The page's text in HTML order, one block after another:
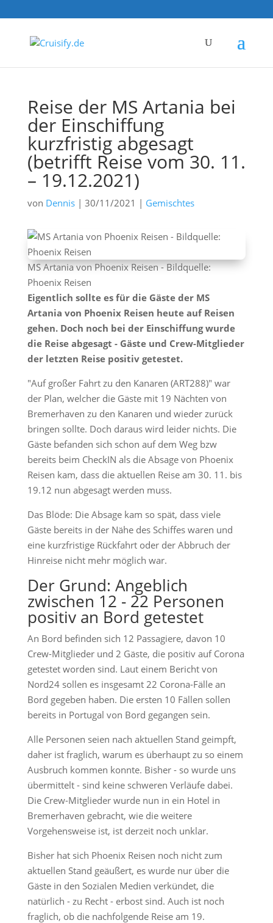
Reise der MS Artania bei
der Einschiffung
kurzfristig abgesagt
(betrifft Reise vom 30. 11.
– 19.12.2021)
von Dennis| 30/11/2021 | Gemischtes
MS Artania von Phoenix Reisen - Bildquelle:
Phoenix Reisen
Eigentlich sollte es für die Gäste der MS
Artania von Phoenix Reisen heute auf Reisen
gehen. Doch noch bei der Einschiffung wurde
die Reise abgesagt - Gäste und Crew-Mitglieder
der letzten Reise positiv getestet.
"Auf großer Fahrt zu den Kanaren (ART288)" war
der Plan, welcher die Gäste mit 19 Nächten von
Bremerhaven zu den Kanaren und wieder zurück
bringen sollte. Doch daraus wird leider nichts. Die
Gäste befanden sich schon auf dem Weg bzw
bereits beim CheckIN als die Absage von Phoenix
Reisen kam, dass die aktuellen Reise am 30. 11. bis
19.12 nun abgesagt werden muss.
Das Blöde: Die Absage kam so spät, dass viele
Gäste bereits in der Nähe des Schiffes waren und
eine kurzfristige Rückfahrt oder der Abbruch der
Hinreise nicht mehr möglich war.
Der Grund: Angeblich
zwischen 12 - 22 Personen
positiv an Bord getestet
An Bord befinden sich 12 Passagiere, davon 10
Crew-Mitglieder und 2 Gäste, die positiv auf Corona
getestet worden sind. Laut einem Bericht von
Nord24 sollen es insgesamt 22 Corona-Fälle an
Bord gegeben haben. Die ersten 10 Fällen sollen
bereits in Portugal von Bord gegangen sein.
Alle Personen seien nach aktuellen Stand geimpft,
daher ist fraglich, warum es überhaupt zu so einem
Ausbruch kommen konnte. Bisher - so wurde uns
übermittelt - sind keine schweren Verläufe dabei.
Die Crew-Mitglieder wurde nun in ein Hotel in
Bremerhaven gebracht, wie die weitere
Vorgehensweise ist, ist derzeit noch unklar.
Bisher hat sich Phoenix Reisen noch nicht zum
aktuellen Stand geäußert, es wurde nur über die
Gäste in den Sozialen Medien verkündet, die
natürlich - zu Recht - erbost sind. Auch ist noch
fraglich, ob die nachfolgende Reise am 19.